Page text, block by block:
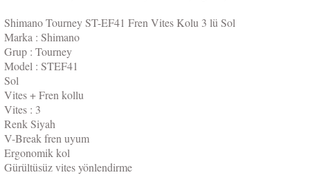
Shimano Tourney ST-EF41 Fren Vites Kolu 3 lü Sol
Marka : Shimano
Grup : Tourney
Model : STEF41
Sol
Vites + Fren kollu
Vites : 3
Renk Siyah
V-Break fren uyum
Ergonomik kol
Gürültüsüz vites yönlendirme